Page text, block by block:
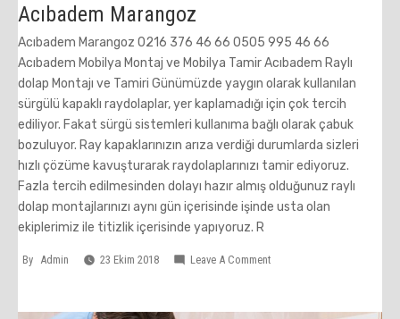
Acıbadem Marangoz
Acıbadem Marangoz 0216 376 46 66 0505 995 46 66
Acıbadem Mobilya Montaj ve Mobilya Tamir Acıbadem Raylı
dolap Montajı ve Tamiri Günümüzde yaygın olarak kullanılan
sürgülü kapaklı raydolaplar, yer kaplamadığı için çok tercih
ediliyor. Fakat sürgü sistemleri kullanıma bağlı olarak çabuk
bozuluyor. Ray kapaklarınızın arıza verdiği durumlarda sizleri
hızlı çözüme kavuşturarak raydolaplarınızı tamir ediyoruz.
Fazla tercih edilmesinden dolayı hazır almış olduğunuz raylı
dolap montajlarınızı aynı gün içerisinde işinde usta olan
ekiplerimiz ile titizlik içerisinde yapıyoruz. R
By Admin 23 Ekim 2018 Leave A CommentOn